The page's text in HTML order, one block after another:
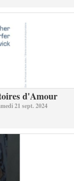
d'Amour
21 sept. 2024